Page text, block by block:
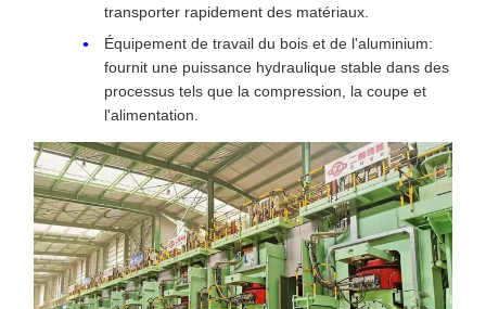
transporter rapidement des matériaux.
Équipement de travail du bois et de l'aluminium:
fournit une puissance hydraulique stable dans des
processus tels que la compression, la coupe et
l'alimentation.